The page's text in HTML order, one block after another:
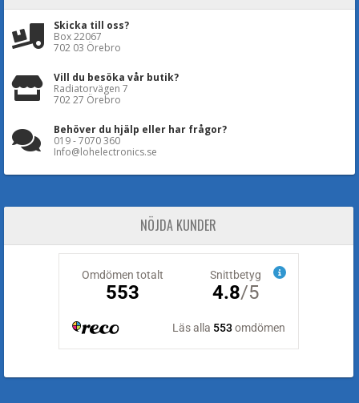
Skicka till oss?
Box 22067
702 03 Örebro
Vill du besöka vår butik?
Radiatorvägen 7
702 27 Örebro
Behöver du hjälp eller har frågor?
019 - 7070 360
Info@lohelectronics.se
NÖJDA KUNDER